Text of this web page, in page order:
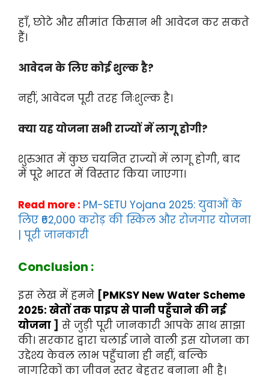
हाँ, छोटे और सीमांत किसान भी आवेदन कर सकते
हैं।
आवेदन के लिए कोई शुल्क है?
नहीं, आवेदन पूरी तरह निःशुल्क है।
क्या यह योजना सभी राज्यों में लागू होगी?
शुरुआत में कुछ चयनित राज्यों में लागू होगी, बाद
में पूरे भारत में विस्तार किया जाएगा।
Read more : PM-SETU Yojana 2025: युवाओं के
लिए ₹62,000 करोड़ की स्किल और रोजगार योजना
| पूरी जानकारी
Conclusion :
इस लेख में हमने [PMKSY New Water Scheme
2025: खेतों तक पाइप से पानी पहुँचाने की नई
योजना ] से जुड़ी पूरी जानकारी आपके साथ साझा
की। सरकार द्वारा चलाई जाने वाली इस योजना का
उद्देश्य केवल लाभ पहुँचाना ही नहीं, बल्कि
नागरिकों का जीवन स्तर बेहतर बनाना भी है।